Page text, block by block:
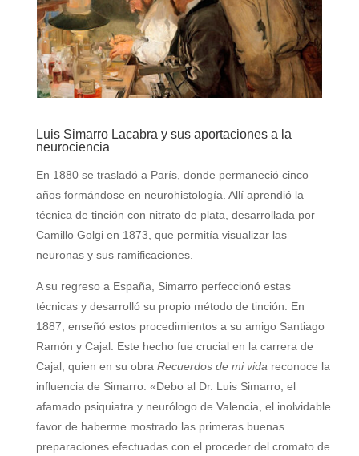
Luis Simarro Lacabra y sus aportaciones a la
neurociencia
En 1880 se trasladó a París, donde permaneció cinco
años formándose en neurohistología. Allí aprendió la
técnica de tinción con nitrato de plata, desarrollada por
Camillo Golgi en 1873, que permitía visualizar las
neuronas y sus ramificaciones.
A su regreso a España, Simarro perfeccionó estas
técnicas y desarrolló su propio método de tinción. En
1887, enseñó estos procedimientos a su amigo Santiago
Ramón y Cajal. Este hecho fue crucial en la carrera de
Cajal, quien en su obra Recuerdos de mi vidareconoce la
influencia de Simarro: «Debo al Dr. Luis Simarro, el
afamado psiquiatra y neurólogo de Valencia, el inolvidable
favor de haberme mostrado las primeras buenas
preparaciones efectuadas con el proceder del cromato de